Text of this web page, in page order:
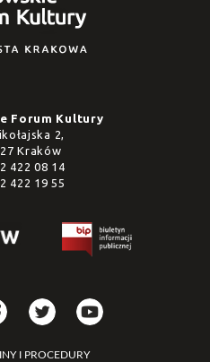
Forum Kultury
2,
Kraków
422 08 14
422 19 55
I PROCEDURY